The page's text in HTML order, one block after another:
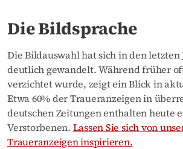
Die Bildsprache
Die Bildauswahl hat sich in den letzten
deutlich gewandelt. Während früher
verzichtet wurde, zeigt ein Blick in
Etwa 60% der Traueranzeigen in
deutschen Zeitungen enthalten heute
Verstorbenen. Lassen Sie sich von
Traueranzeigen inspirieren.